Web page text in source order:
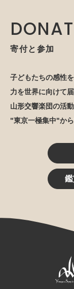
寄付と参加
子どもたちの感性
力を世界に向けて
山形交響楽団の活
"東京一極集中"か